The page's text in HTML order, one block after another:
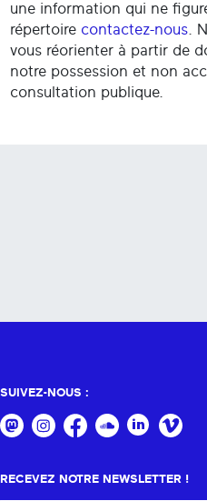
une information qui ne
répertoire contactez-nous.
vous réorienter à partir de
notre possession et non
consultation publique.
SUIVEZ-NOUS :
RECEVEZ NOTRE NEWSLETTER !